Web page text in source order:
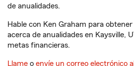
de anualidades.
Hable con Ken Graham para
acerca de anualidades en Kaysville,
metas financieras.
Llame o envíe un correo electrónico